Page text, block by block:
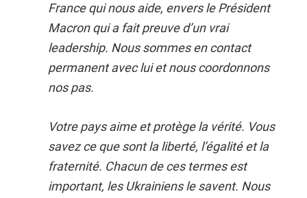
France qui nous aide, envers le Président
Macron qui a fait preuve d’un vrai
leadership. Nous sommes en contact
permanent avec lui et nous coordonnons
nos pas.
Votre pays aime et protège la vérité. Vous
savez ce que sont la liberté, l’égalité et la
fraternité. Chacun de ces termes est
important, les Ukrainiens le savent. Nous